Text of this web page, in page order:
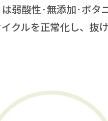
弱酸性·無添加·ボ
クルを正常化し、抜